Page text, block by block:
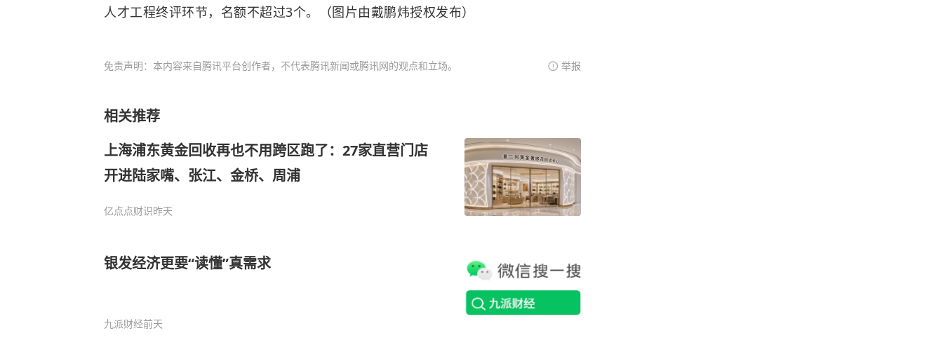
人才工程终评环节，名额不超过3个。（图片由戴鹏炜授权发布）
免责声明：本内容来自腾讯平台创作者，不代表腾讯新闻或腾讯网的观点和立场。 举报
相关推荐
上海浦东黄金回收再也不用跨区跑了：27家直营门店
开进陆家嘴、张江、金桥、周浦
亿点点财识昨天
银发经济更要“读懂”真需求
九派财经前天